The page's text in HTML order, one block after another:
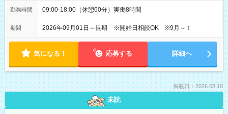
勤務時間 09:00-18:00（休憩60分）実働8時間
期間 2026年09月01日～長期 ※開始日相談OK ※9月～！
気になる！ 応募する 詳細へ
掲載日：2026.08.10
未読